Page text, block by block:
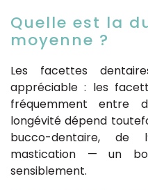
Quelle est la
moyenne ?
Les facettes
appréciable : les
fréquemment entre
longévité dépend
bucco-dentaire,
mastication — un
sensiblement.